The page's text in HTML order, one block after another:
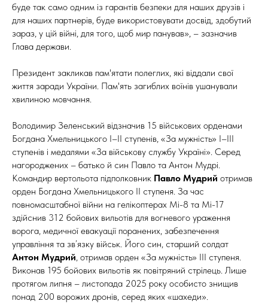
буде так само одним із гарантів безпеки для наших друзів і
для наших партнерів, буде використовувати досвід, здобутий
зараз, у цій війні, для того, щоб мир панував», – зазначив
Глава держави.
Президент закликав пам'ятати полеглих, які віддали свої
життя заради України. Пам'ять загиблих воїнів ушанували
хвилиною мовчання.
Володимир Зеленський відзначив 15 військових орденами
Богдана Хмельницького І–ІІ ступенів, «За мужність» І–ІІІ
ступенів і медалями «За військову службу Україні». Серед
нагороджених – батько й син Павло та Антон Мудрі.
Командир вертольота підполковник Павло Мудрий отримав
орден Богдана Хмельницького ІІ ступеня. За час
повномасштабної війни на гелікоптерах Мі-8 та Мі-17
здійснив 312 бойових вильотів для вогневого ураження
ворога, медичної евакуації поранених, забезпечення
управління та зв’язку військ. Його син, старший солдат
Антон Мудрий , отримав орден «За мужність» ІІІ ступеня.
Виконав 195 бойових вильотів як повітряний стрілець. Лише
протягом липня – листопада 2025 року особисто знищив
понад 200 ворожих дронів, серед яких «шахеди».